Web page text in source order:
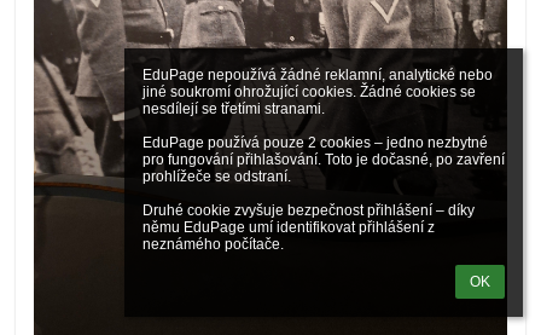
EduPage nepoužívá žádné reklamní, analytické nebo
jiné soukromí ohrožující cookies. Žádné cookies se
nesdílejí se třetími stranami.
EduPage používá pouze 2 cookies – jedno nezbytné
pro fungování přihlašování. Toto je dočasné, po zavření
prohlížeče se odstraní.
Druhé cookie zvyšuje bezpečnost přihlášení – díky
němu EduPage umí identifikovat přihlášení z
neznámého počítače.
OK